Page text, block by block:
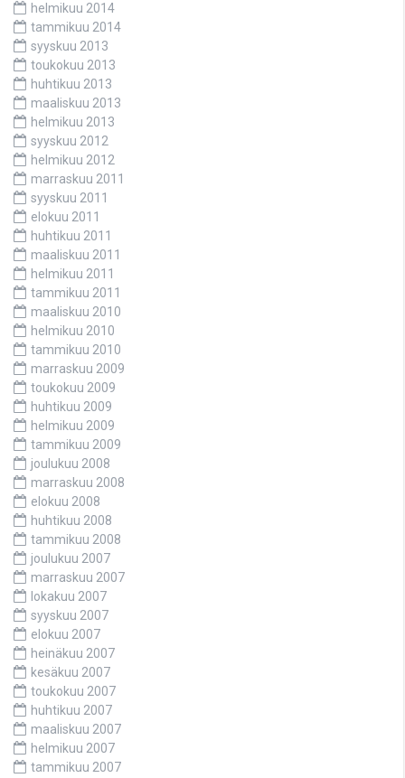
helmikuu 2014
tammikuu 2014
syyskuu 2013
toukokuu 2013
huhtikuu 2013
maaliskuu 2013
helmikuu 2013
syyskuu 2012
helmikuu 2012
marraskuu 2011
syyskuu 2011
elokuu 2011
huhtikuu 2011
maaliskuu 2011
helmikuu 2011
tammikuu 2011
maaliskuu 2010
helmikuu 2010
tammikuu 2010
marraskuu 2009
toukokuu 2009
huhtikuu 2009
helmikuu 2009
tammikuu 2009
joulukuu 2008
marraskuu 2008
elokuu 2008
huhtikuu 2008
tammikuu 2008
joulukuu 2007
marraskuu 2007
lokakuu 2007
syyskuu 2007
elokuu 2007
heinäkuu 2007
kesäkuu 2007
toukokuu 2007
huhtikuu 2007
maaliskuu 2007
helmikuu 2007
tammikuu 2007